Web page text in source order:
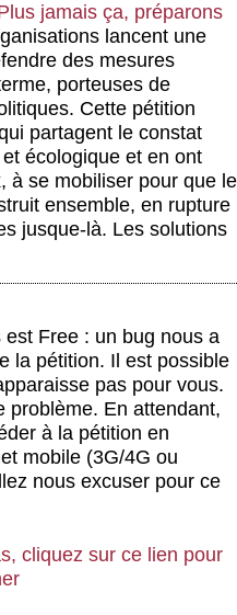
jamais ça, préparons
lancent une
des mesures
porteuses de
Cette pétition
partagent le constat
écologique et en ont
à se mobiliser pour que le
ensemble, en rupture
jusque-là. Les solutions
est Free : un bug nous a
la pétition. Il est possible
pas pour vous.
problème. En attendant,
à la pétition en
mobile (3G/4G ou
nous excuser pour ce
cliquez sur ce lien pour